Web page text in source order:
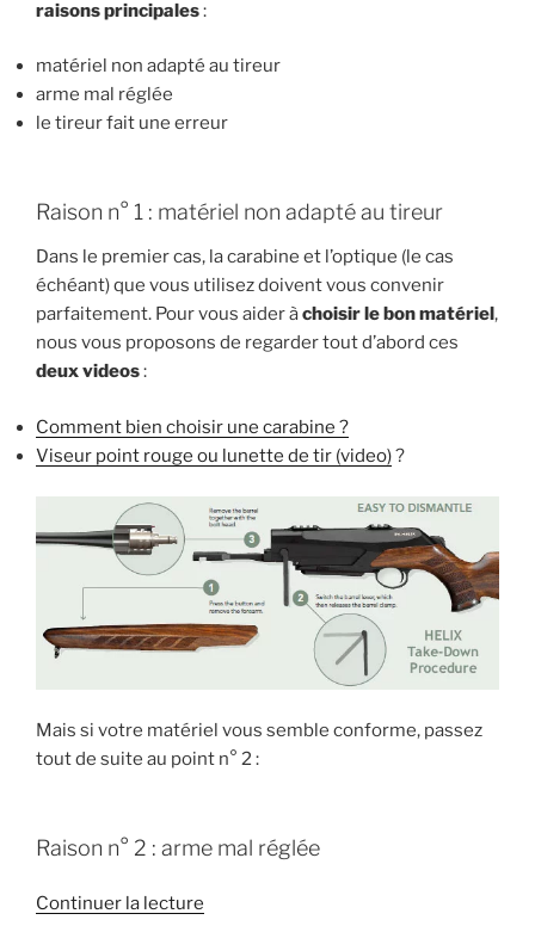
raisons principales:
matériel non adapté au tireur
arme mal réglée
le tireur fait une erreur
Raison n° 1 : matériel non adapté au tireur
Dans le premier cas, la carabine et l’optique (le cas
échéant) que vous utilisez doivent vous convenir
parfaitement. Pour vous aider àchoisir le bon matériel,
nous vous proposons de regarder tout d’abord ces
deux videos:
Comment bien choisir une carabine ?
Viseur point rouge ou lunette de tir (video)?
Mais si votre matériel vous semble conforme, passez
tout de suite au point n° 2 :
Raison n° 2 : arme mal réglée
Continuer la lecture